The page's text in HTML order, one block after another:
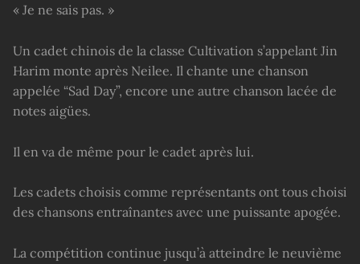
« Je ne sais pas. »
Un cadet chinois de la classe Cultivation s’appelant Jin
Harim monte après Neilee. Il chante une chanson
appelée “Sad Day”, encore une autre chanson lacée de
notes aigües.
Il en va de même pour le cadet après lui.
Les cadets choisis comme représentants ont tous choisi
des chansons entraînantes avec une puissante apogée.
La compétition continue jusqu’à atteindre le neuvième